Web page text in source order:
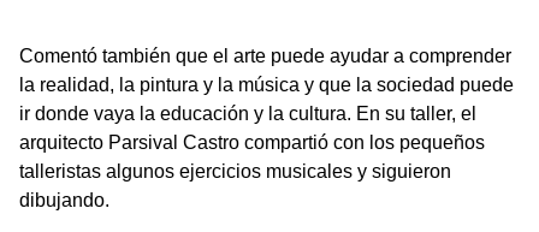
Comentó también que el arte puede ayudar a comprender
la realidad, la pintura y la música y que la sociedad puede
ir donde vaya la educación y la cultura. En su taller, el
arquitecto Parsival Castro compartió con los pequeños
talleristas algunos ejercicios musicales y siguieron
dibujando.